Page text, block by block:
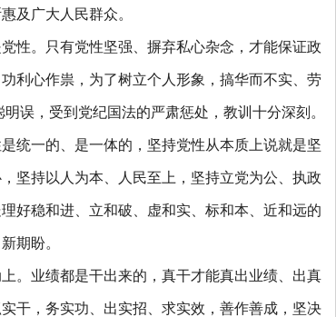
及广大人民群众。
。只有党性坚强、摒弃私心杂念，才能保证政
利心作祟，为了树立个人形象，搞华而不实、劳
误，受到党纪国法的严肃惩处，教训十分深刻。
统一的、是一体的，坚持党性从本质上说就是坚
坚持以人为本、人民至上，坚持立党为公、执政
好稳和进、立和破、虚和实、标和本、近和远的
期盼。
业绩都是干出来的，真干才能真出业绩、出真
干，务实功、出实招、求实效，善作善成，坚决